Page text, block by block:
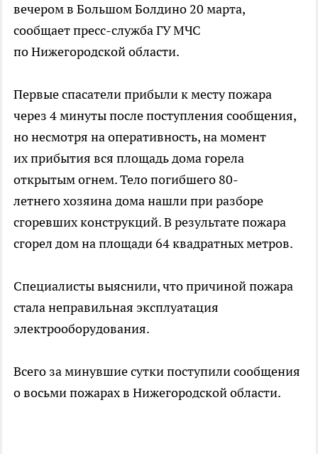
вечером в Большом Болдино 20 марта,
сообщает пресс-служба ГУ МЧС
по Нижегородской области.
Первые спасатели прибыли к месту пожара
через 4 минуты после поступления сообщения,
но несмотря на оперативность, на момент
их прибытия вся площадь дома горела
открытым огнем. Тело погибшего 80-
летнего хозяина дома нашли при разборе
сгоревших конструкций. В результате пожара
сгорел дом на площади 64 квадратных метров.
Специалисты выяснили, что причиной пожара
стала неправильная эксплуатация
электрооборудования.
Всего за минувшие сутки поступили сообщения
о восьми пожарах в Нижегородской области.